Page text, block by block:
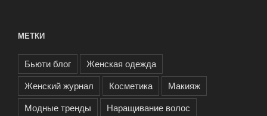
МЕТКИ
Бьюти блог
Женская одежда
Женский журнал
Косметика
Макияж
Модные тренды
Наращивание волос